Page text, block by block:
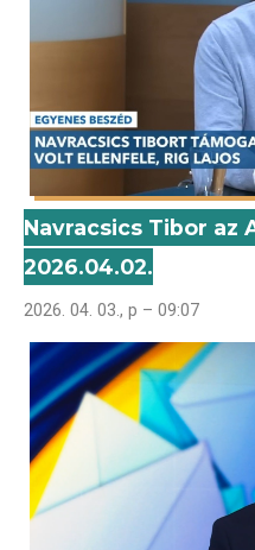
Navracsics Tibor az
2026.04.02.
2026. 04. 03., p – 09:07